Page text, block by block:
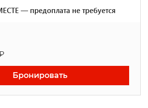
— предоплата не требуется
Бронировать